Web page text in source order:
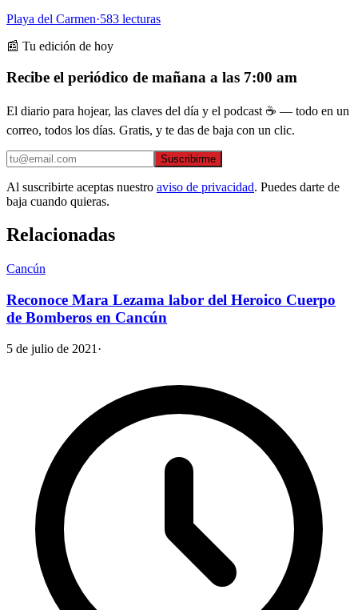
Playa del Carmen·583 lecturas
📰 Tu edición de hoy
Recibe el periódico de mañana a las 7:00 am
El diario para hojear, las claves del día y el podcast ☕ — todo en un
correo, todos los días. Gratis, y te das de baja con un clic.
Suscribirme
Al suscribirte aceptas nuestro aviso de privacidad. Puedes darte de
baja cuando quieras.
Relacionadas
Cancún
Reconoce Mara Lezama labor del Heroico Cuerpo
de Bomberos en Cancún
5 de julio de 2021 ·